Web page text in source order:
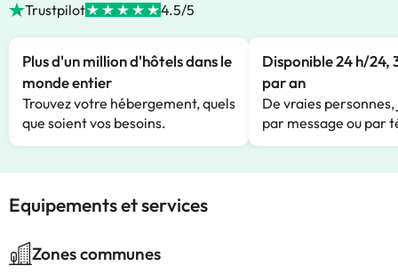
Trustpilot 4.5/5
Plus d'un million d'hôtels dans le
monde entier
Trouvez votre hébergement, quels
que soient vos besoins.
Disponible 24 h/24,
par an
De vraies
par message ou par
Equipements et services
Zones communes